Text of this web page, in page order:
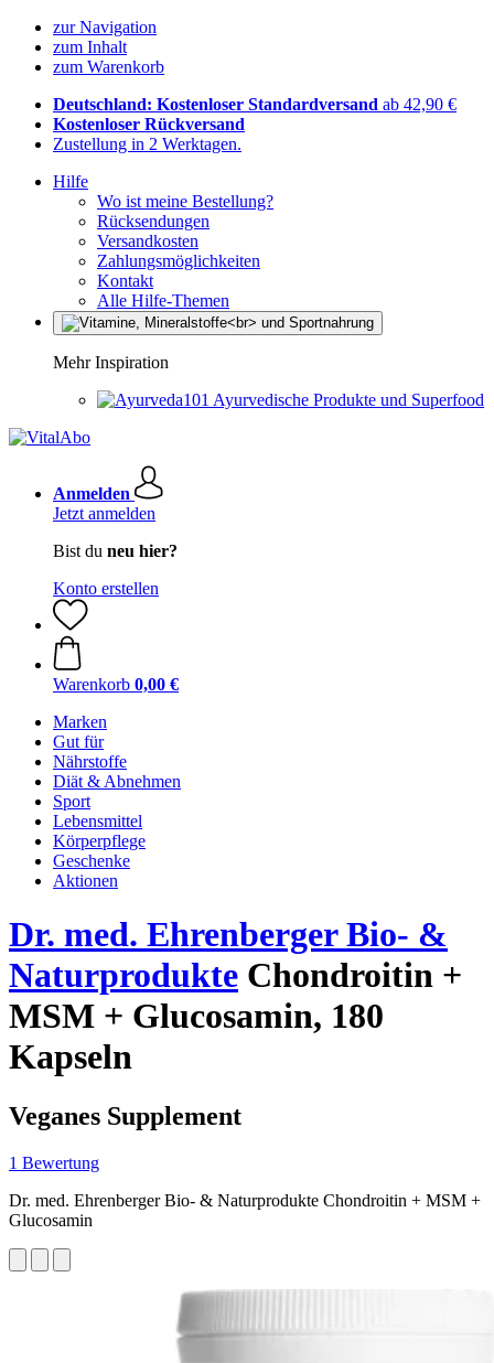
zur Navigation
zum Inhalt
zum Warenkorb
Deutschland: Kostenloser Standardversand ab 42,90 €
Kostenloser Rückversand
Zustellung in 2 Werktagen.
Hilfe
Wo ist meine Bestellung?
Rücksendungen
Versandkosten
Zahlungsmöglichkeiten
Kontakt
Alle Hilfe-Themen
Mehr Inspiration
Ayurvedische Produkte und Superfood
Anmelden
Jetzt anmelden
Bist du neu hier?
Konto erstellen
Warenkorb 0,00 €
Marken
Gut für
Nährstoffe
Diät & Abnehmen
Sport
Lebensmittel
Körperpflege
Geschenke
Aktionen
Dr. med. Ehrenberger Bio- &
Naturprodukte Chondroitin +
MSM + Glucosamin, 180
Kapseln
Veganes Supplement
1 Bewertung
Dr. med. Ehrenberger Bio- & Naturprodukte Chondroitin + MSM +
Glucosamin